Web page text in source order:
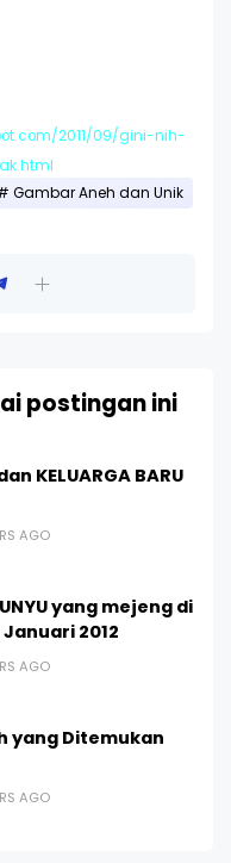
2011/09/gini-nih-
Gambar Aneh dan Unik
postingan ini
KELUARGA BARU
AGO
UNYU yang mejeng di
Januari 2012
AGO
yang Ditemukan
AGO